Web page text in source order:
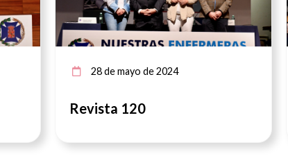
28 de mayo de 2024
Revista 120